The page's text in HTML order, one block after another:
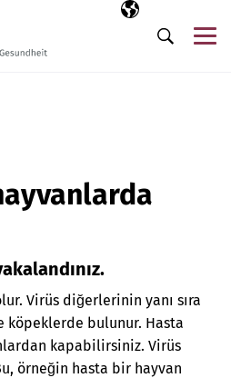
Seçili dil
TR
Arama
Virüs diğerlerinin yanı sıra
bulunur. Hasta
kapabilirsiniz. Virüs
örneğin hasta bir hayvan